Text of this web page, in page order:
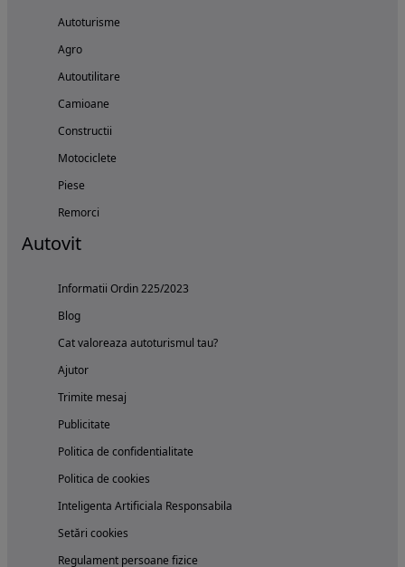
Autoturisme
Agro
Autoutilitare
Camioane
Constructii
Motociclete
Piese
Remorci
Autovit
Informatii Ordin 225/2023
Blog
Cat valoreaza autoturismul tau?
Ajutor
Trimite mesaj
Publicitate
Politica de confidentialitate
Politica de cookies
Inteligenta Artificiala Responsabila
Setări cookies
Regulament persoane fizice